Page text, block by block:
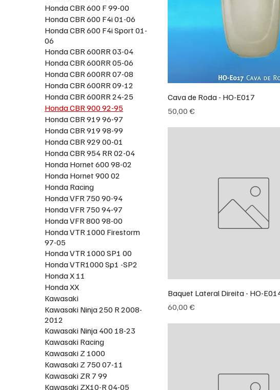
Honda CBR 600 F 99-00
Honda CBR 600 F4i 01-06
Honda CBR 600 F4i Sport 01-
06
Honda CBR 600RR 03-04
Honda CBR 600RR 05-06
Honda CBR 600RR 07-08
Honda CBR 600RR 09-12
Honda CBR 600RR 24-25
Honda CBR 900 92-95
Honda CBR 919 96-97
Honda CBR 919 98-99
Honda CBR 929 00-01
Honda CBR 954 RR 02-04
Honda Hornet 600 98-02
Honda Hornet 900 02
Honda Racing
Honda VFR 750 90-94
Honda VFR 750 94-97
Honda VFR 800 98-00
Honda VTR 1000 Firestorm
97-05
Honda VTR 1000 SP1 00
Honda VTR1000 Sp1 -SP2
Honda X 11
Honda XX
Kawasaki
Kawasaki Ninja 250 R 2008-
2012
Kawasaki Ninja 400 18-23
Kawasaki Racing
Kawasaki Z 1000
Kawasaki Z 750 07-11
Kawasaki ZR 7 99
Kawasaki ZX10-R 04-05
Cava de Roda - HO-E017
Preço
50,00 €
Baquet Lateral Direita - HO-
Preço
60,00 €